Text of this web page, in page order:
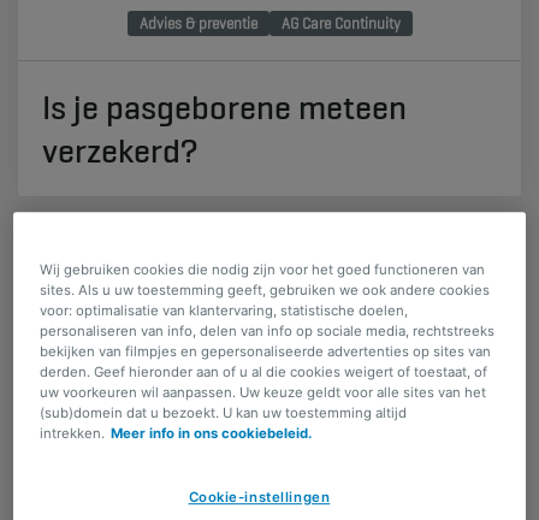
Advies & preventie
AG Care Continuity
Is je pasgeborene meteen
verzekerd?
​Word je binnenkort mama of papa? En
hebben jij en je partner elk een
hospitalisatieverzekering? Goed nieuws: jouw
gezondheidsverzekering – of die van je
Wij gebruiken cookies die nodig zijn voor het goed functioneren van
sites. Als u uw toestemming geeft, gebruiken we ook andere cookies
voor: optimalisatie van klantervaring, statistische doelen,
personaliseren van info, delen van info op sociale media, rechtstreeks
bekijken van filmpjes en gepersonaliseerde advertenties op sites van
derden. Geef hieronder aan of u al die cookies weigert of toestaat, of
uw voorkeuren wil aanpassen. Uw keuze geldt voor alle sites van het
(sub)domein dat u bezoekt. U kan uw toestemming altijd
intrekken. Meer info in ons cookiebeleid.
Cookie-instellingen